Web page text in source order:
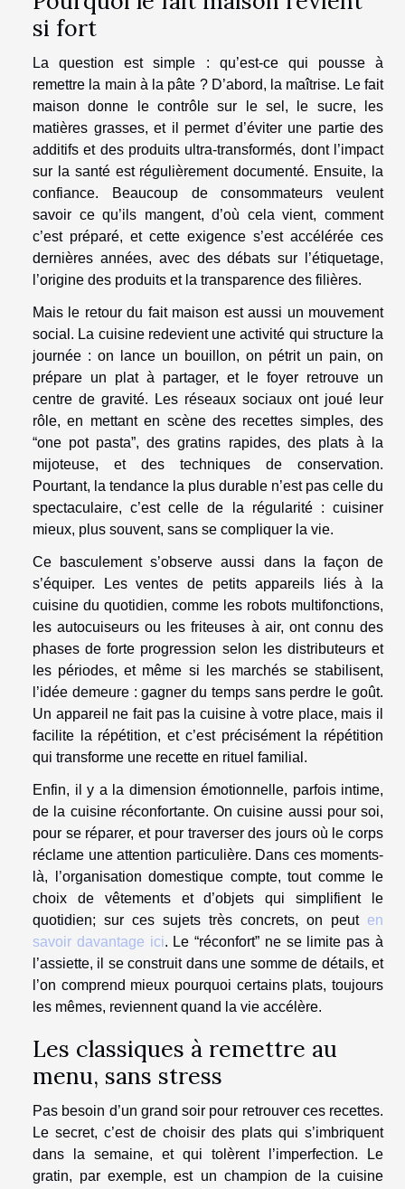
si fort
La question est simple : qu’est-ce qui pousse à
remettre la main à la pâte ? D’abord, la maîtrise. Le fait
maison donne le contrôle sur le sel, le sucre, les
matières grasses, et il permet d’éviter une partie des
additifs et des produits ultra-transformés, dont l’impact
sur la santé est régulièrement documenté. Ensuite, la
confiance. Beaucoup de consommateurs veulent
savoir ce qu’ils mangent, d’où cela vient, comment
c’est préparé, et cette exigence s’est accélérée ces
dernières années, avec des débats sur l’étiquetage,
l’origine des produits et la transparence des filières.
Mais le retour du fait maison est aussi un mouvement
social. La cuisine redevient une activité qui structure la
journée : on lance un bouillon, on pétrit un pain, on
prépare un plat à partager, et le foyer retrouve un
centre de gravité. Les réseaux sociaux ont joué leur
rôle, en mettant en scène des recettes simples, des
“one pot pasta”, des gratins rapides, des plats à la
mijoteuse, et des techniques de conservation.
Pourtant, la tendance la plus durable n’est pas celle du
spectaculaire, c’est celle de la régularité : cuisiner
mieux, plus souvent, sans se compliquer la vie.
Ce basculement s’observe aussi dans la façon de
s’équiper. Les ventes de petits appareils liés à la
cuisine du quotidien, comme les robots multifonctions,
les autocuiseurs ou les friteuses à air, ont connu des
phases de forte progression selon les distributeurs et
les périodes, et même si les marchés se stabilisent,
l’idée demeure : gagner du temps sans perdre le goût.
Un appareil ne fait pas la cuisine à votre place, mais il
facilite la répétition, et c’est précisément la répétition
qui transforme une recette en rituel familial.
Enfin, il y a la dimension émotionnelle, parfois intime,
de la cuisine réconfortante. On cuisine aussi pour soi,
pour se réparer, et pour traverser des jours où le corps
réclame une attention particulière. Dans ces moments-
là, l’organisation domestique compte, tout comme le
choix de vêtements et d’objets qui simplifient le
quotidien; sur ces sujets très concrets, on peut en
savoir davantage ici. Le “réconfort” ne se limite pas à
l’assiette, il se construit dans une somme de détails, et
l’on comprend mieux pourquoi certains plats, toujours
les mêmes, reviennent quand la vie accélère.
Les classiques à remettre au
menu, sans stress
Pas besoin d’un grand soir pour retrouver ces recettes.
Le secret, c’est de choisir des plats qui s’imbriquent
dans la semaine, et qui tolèrent l’imperfection. Le
gratin, par exemple, est un champion de la cuisine